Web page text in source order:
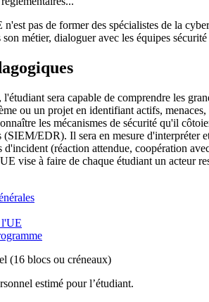
pas de former des spécialistes de la
métier, dialoguer avec les équipes
sera capable de comprendre les
ou un projet en identifiant actifs,
les mécanismes de sécurité qu'il
EDR). Il sera en mesure d'interpréter
d'incident (réaction attendue, coopération
vise à faire de chaque étudiant un acteur
l'UE
(16 blocs ou créneaux)
estimé pour l’étudiant.